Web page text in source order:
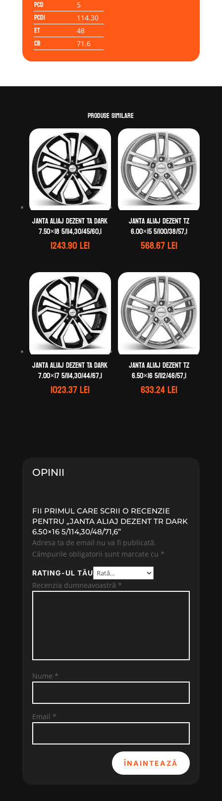
PCD 5
PCD1 114.30
ET 48
CB 71.6
Produse similare
Janta aliaj DEZENT TA dark
7.50×18 5/114,30/45/60,1
1243.90lei
Janta aliaj DEZENT TZ
6.00×15 5/100/38/57,1
568.67lei
Janta aliaj DEZENT TA dark
7.00×17 5/114,30/44/67,1
1023.37lei
Janta aliaj DEZENT TZ
6.50×16 5/112/46/57,1
633.24lei
OPINII
FII PRIMUL CARE SCRII O RECENZIE
PENTRU „JANTA ALIAJ DEZENT TR DARK
6.50×16 5/114,30/48/71,6”
Adresa ta de email nu va fi publicată.
Câmpurile obligatorii sunt marcate cu *
RATING-UL TĂU
Recenzia dumneavoastră *
Nume *
Email *
ÎNAINTEAZĂ